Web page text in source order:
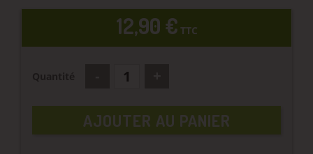
12,90 € TTC
AJOUTER AU PANIER